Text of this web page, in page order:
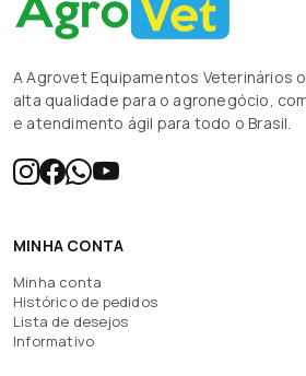
A Agrovet Equipamentos Veterinários
alta qualidade para o agronegócio,
e atendimento ágil para todo o Brasil.
MINHA CONTA
Minha conta
Histórico de pedidos
Lista de desejos
Informativo